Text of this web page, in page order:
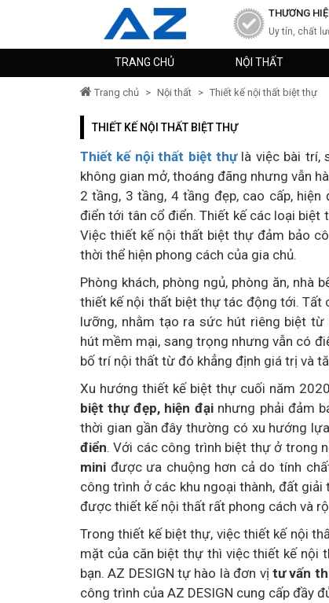
THƯƠNG
Uy tín, chất
TRANG CHỦ NỘI THẤT
Trang chủ > Nội thất > Thiết kế nội thất biệt thự
THIẾT KẾ NỘI THẤT BIỆT THỰ
Thiết kế nội thất biệt thự là việc bài trí,
không gian mở, thoáng đãng nhưng vẫn
2 tầng, 3 tầng, 4 tầng đẹp, cao cấp,
điển tới tân cổ điển. Thiết kế các loại biệt
Việc thiết kế nội thất biệt thự đảm bảo
thời thể hiện phong cách của gia chủ.
Phòng khách, phòng ngủ, phòng ăn,
thiết kế nội thất biệt thự tác động tới. Tất
lưỡng, nhằm tạo ra sức hút riêng biệt
hút mềm mại, sang trọng nhưng vẫn có
bố trí nội thất từ đó khẳng định giá trị và
Xu hướng thiết kế biệt thự cuối năm
biệt thự đẹp, hiện đạinhưng phải đảm
thời gian gần đây thường có xu hướng
điển. Với các công trình biệt thự ở trong
mini được ưa chuộng hơn cả do tính
công trình ở các khu ngoại thành, đất
được thiết kế nội thất rất phong cách và
Trong thiết kế biệt thự, việc thiết kế nội
mặt của căn biệt thự thì việc thiết kế nội
bạn. AZ DESIGN tự hào là đơn vị tư vấn
công trình của AZ DESIGN cung cấp đầy